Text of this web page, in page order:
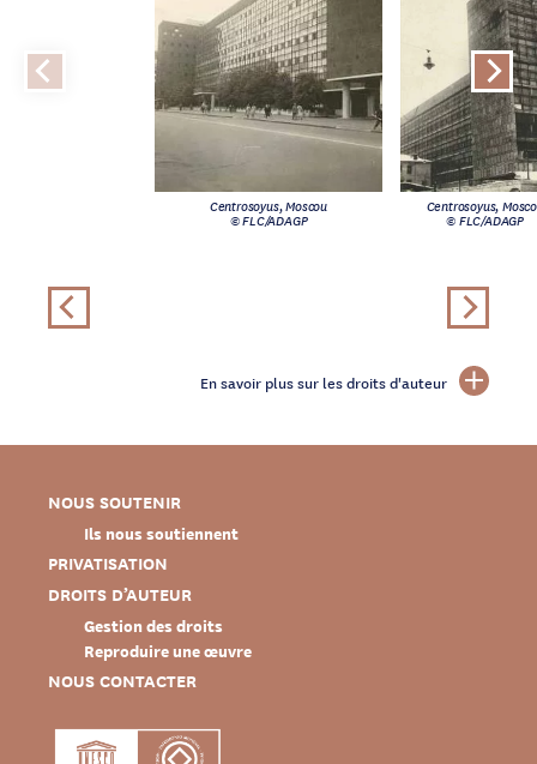
Centrosoyus, Moscou
© FLC/ADAGP
Centrosoyus,
© FLC/ADAGP
En savoir plus sur les droits d'auteur
NOUS SOUTENIR
Ils nous soutiennent
PRIVATISATION
DROITS D’AUTEUR
Gestion des droits
Reproduire une œuvre
NOUS CONTACTER